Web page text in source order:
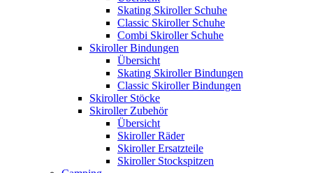
Skating Skiroller Schuhe
Classic Skiroller Schuhe
Combi Skiroller Schuhe
Skiroller Bindungen
Übersicht
Skating Skiroller Bindungen
Classic Skiroller Bindungen
Skiroller Stöcke
Skiroller Zubehör
Übersicht
Skiroller Räder
Skiroller Ersatzteile
Skiroller Stockspitzen